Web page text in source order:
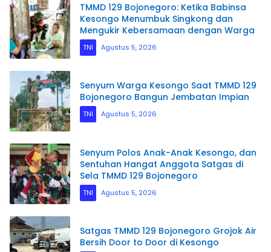
TMMD 129 Bojonegoro: Ketika Babinsa
Kesongo Menumbuk Singkong dan
Mengukir Kebersamaan dengan Warga
TNI Agustus 5, 2026
Senyum Warga Kesongo Saat TMMD 129
Bojonegoro Bangun Jembatan Impian
TNI Agustus 5, 2026
Senyum Polos Anak-Anak Kesongo, dan
Sentuhan Hangat Anggota Satgas di
Sela TMMD 129 Bojonegoro
TNI Agustus 5, 2026
Satgas TMMD 129 Bojonegoro Grojok Air
Bersih Door to Door di Kesongo